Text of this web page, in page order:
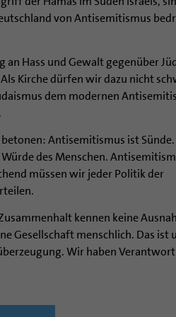
von Antisemitismus
Hass und Gewalt gegenüber
Kirche dürfen wir dazu nicht
dem modernen
Antisemitismus ist Sünde.
des Menschen.
müssen wir jeder Politik der
kennen keine
Gesellschaft menschlich. Das ist
Wir haben